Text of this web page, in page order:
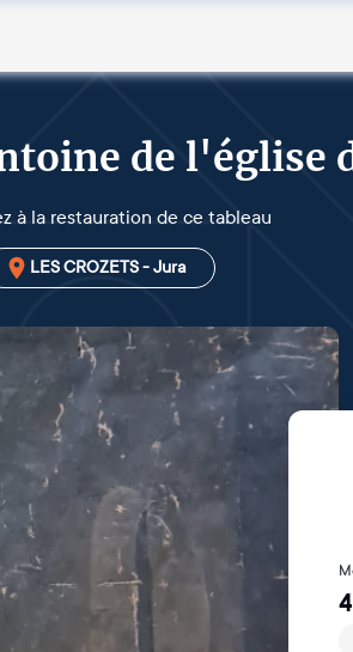
de l'église
à la restauration de ce tableau
LES CROZETS - Jura